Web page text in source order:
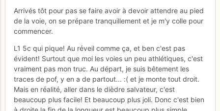
Arrivés tôt pour pas se faire avoir à devoir attendre au pied
de la voie, on se prépare tranquillement et je m'y colle pour
commencer.
L1 5c qui pique! Au réveil comme ça, et ben c'est pas
évident! Surtout que moi les voies un peu athlétiques, c'est
vraiment pas mon truc. Au départ, je suis bêtement les
traces de pof, y en a de partout... :( et je monte tout droit.
Mais en réalité, aller dans le dièdre salvateur, c'est
beaucoup plus facile! Et beaucoup plus joli. Donc c'est bien